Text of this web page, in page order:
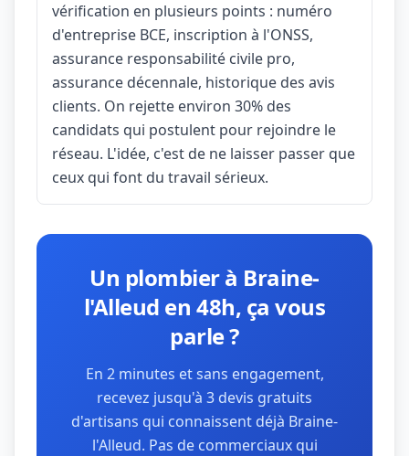
vérification en plusieurs points : numéro
d'entreprise BCE, inscription à l'ONSS,
assurance responsabilité civile pro,
assurance décennale, historique des avis
clients. On rejette environ 30% des
candidats qui postulent pour rejoindre le
réseau. L'idée, c'est de ne laisser passer que
ceux qui font du travail sérieux.
Un plombier à Braine-
l'Alleud en 48h, ça vous
parle ?
En 2 minutes et sans engagement,
recevez jusqu'à 3 devis gratuits
d'artisans qui connaissent déjà Braine-
l'Alleud. Pas de commerciaux qui